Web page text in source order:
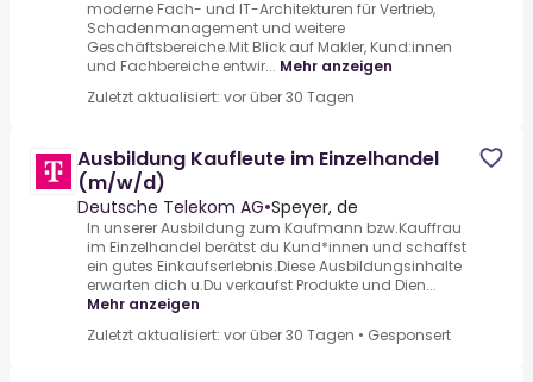
moderne Fach- und IT-Architekturen für Vertrieb,
Schadenmanagement und weitere
Geschäftsbereiche.Mit Blick auf Makler, Kund:innen
und Fachbereiche entwir... Mehr anzeigen
Zuletzt aktualisiert: vor über 30 Tagen
Ausbildung Kaufleute im Einzelhandel
(m/w/d)
Deutsche Telekom AG•Speyer, de
In unserer Ausbildung zum Kaufmann bzw.Kauffrau
im Einzelhandel berätst du Kund*innen und schaffst
ein gutes Einkaufserlebnis.Diese Ausbildungsinhalte
erwarten dich u.Du verkaufst Produkte und Dien...
Mehr anzeigen
Zuletzt aktualisiert: vor über 30 Tagen • Gesponsert